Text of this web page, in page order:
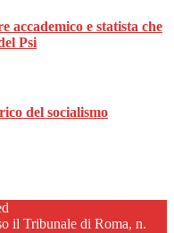
accademico e statista che
Psi
del socialismo
il Tribunale di Roma, n.